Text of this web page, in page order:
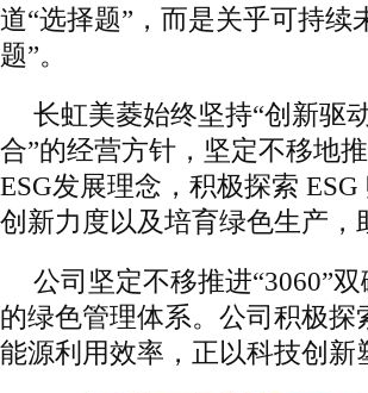
道“选择题”，而是关乎可持
题”。
长虹美菱始终坚持“创新驱
合”的经营方针，坚定不移地
ESG发展理念，积极探索
创新力度以及培育绿色生产
公司坚定不移推进“3060”
的绿色管理体系。公司积极探
能源利用效率，正以科技创